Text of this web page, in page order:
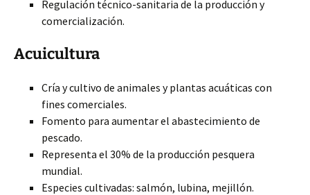
Regulación técnico-sanitaria de la producción y
comercialización.
Acuicultura
Cría y cultivo de animales y plantas acuáticas con
fines comerciales.
Fomento para aumentar el abastecimiento de
pescado.
Representa el 30% de la producción pesquera
mundial.
Especies cultivadas: salmón, lubina, mejillón.